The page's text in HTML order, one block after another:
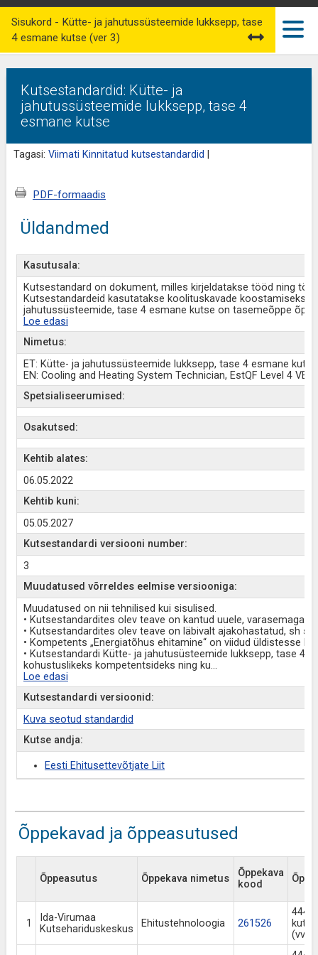
Kutsestandardid: Kütte- ja
jahutussüsteemide lukksepp, tase 4
esmane kutse
Tagasi: Viimati Kinnitatud kutsestandardid
Sisukord - Kütte- ja jahutussüsteemide lukksepp, tase
4 esmane kutse (ver 3)
PDF-formaadis
Üldandmed
Kasutusala:
Kutsestandard on dokument, milles kirjeldatakse tööd ning
Kutsestandardeid kasutatakse koolituskavade koostamiseks
jahutussüsteemide, tase 4 esmane kutse on tasemeõppe
Loe edasi
Nimetus:
ET: Kütte- ja jahutussüsteemide lukksepp, tase 4 esmane kutse
EN: Cooling and Heating System Technician, EstQF Level 4 VET
Spetsialiseerumised:
Osakutsed:
Kehtib alates:
06.05.2022
Kehtib kuni:
05.05.2027
Kutsestandardi versiooni number:
3
Muudatused võrreldes eelmise versiooniga:
Muudatused on nii tehnilised kui sisulised.
• Kutsestandardites olev teave on kantud uuele, varasemaga
• Kutsestandardites olev teave on läbivalt ajakohastatud, sh
• Kompetents „Energiatõhus ehitamine“ on viidud üldistesse
• Kutsestandardi Kütte- ja jahutusüsteemide lukksepp, tase 4
kohustuslikeks kompetentsideks ning ku...
Loe edasi
Kutsestandardi versioonid:
Kuva seotud standardid
Kutse andja:
Eesti Ehitusettevõtjate Liit
Õppekavad ja õppeasutused
Õppeasutus Õppekava nimetus
Õppekava
kood
1
Ida-Virumaa
Kutsehariduskeskus
Ehitustehnoloogia 261526
444
(vv